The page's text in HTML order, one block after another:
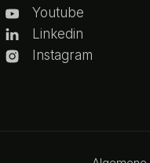
Youtube
Linkedin
Instagram